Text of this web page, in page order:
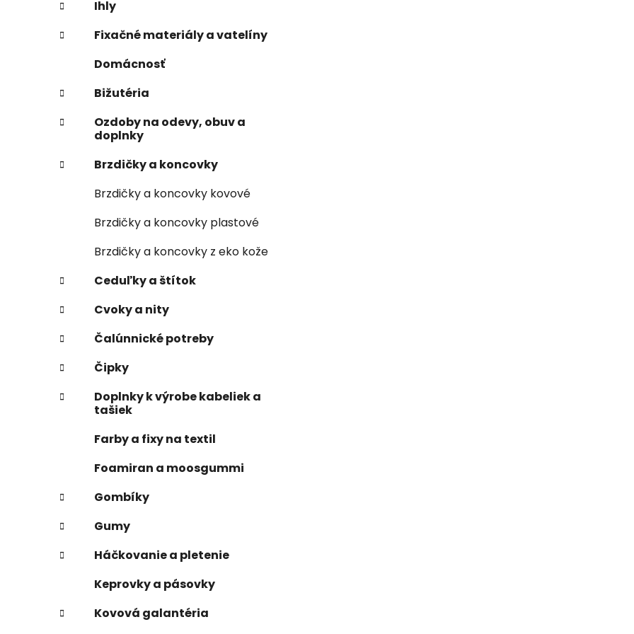
Ihly
Fixačné materiály a vatelíny
Domácnosť
Bižutéria
Ozdoby na odevy, obuv a
doplnky
Brzdičky a koncovky
Brzdičky a koncovky kovové
Brzdičky a koncovky plastové
Brzdičky a koncovky z eko kože
Ceduľky a štítok
Cvoky a nity
Čalúnnické potreby
Čipky
Doplnky k výrobe kabeliek a
tašiek
Farby a fixy na textil
Foamiran a moosgummi
Gombíky
Gumy
Háčkovanie a pletenie
Keprovky a pásovky
Kovová galantéria